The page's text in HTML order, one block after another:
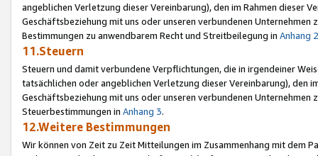
angeblichen Verletzung dieser Vereinbarung), den im Rahmen dieser
Geschäftsbeziehung mit uns oder unseren verbundenen
Bestimmungen zu anwendbarem Recht und Streitbeilegung in Anhang 2
11.Steuern
Steuern und damit verbundene Verpflichtungen, die in irgendeiner
tatsächlichen oder angeblichen Verletzung dieser Vereinbarung), den
Geschäftsbeziehung mit uns oder unseren verbundenen
Steuerbestimmungen in Anhang 3.
12.Weitere Bestimmungen
Wir können von Zeit zu Zeit Mitteilungen im Zusammenhang mit dem